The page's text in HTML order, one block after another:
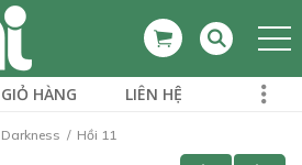
GIỎ HÀNG LIÊN HỆ
Hồi 11